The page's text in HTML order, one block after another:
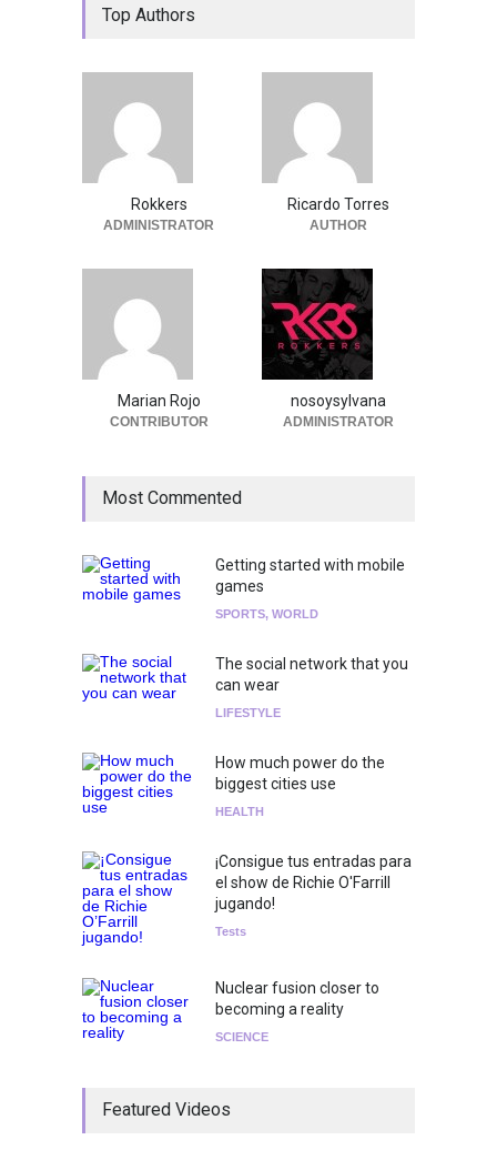
Top Authors
Rokkers
ADMINISTRATOR
Ricardo Torres
AUTHOR
Marian Rojo
CONTRIBUTOR
nosoysylvana
ADMINISTRATOR
Most Commented
Getting started with mobile
games
SPORTS, WORLD
The social network that you
can wear
LIFESTYLE
How much power do the
biggest cities use
HEALTH
¡Consigue tus entradas para
el show de Richie O'Farrill
jugando!
Tests
Nuclear fusion closer to
becoming a reality
SCIENCE
Featured Videos